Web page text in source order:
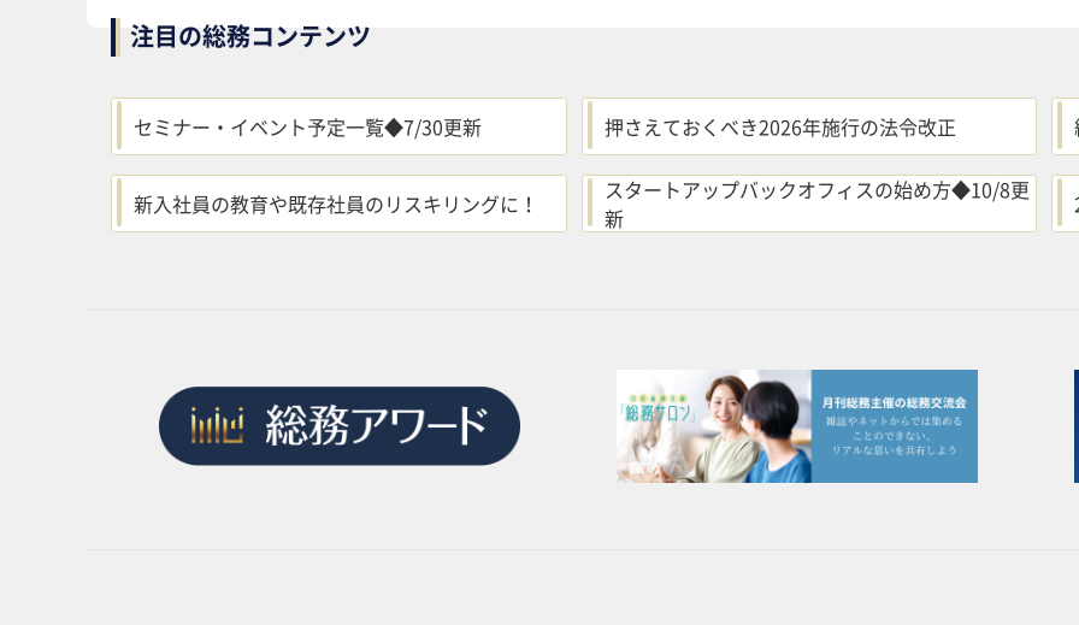
注目の総務コンテンツ
セミナー・イベント予定一覧◆7/30更新 押さえておくべき2026年施行の法令改正
新入社員の教育や既存社員のリスキリングに！
スタートアップバックオフィスの始め方◆10/8更
新